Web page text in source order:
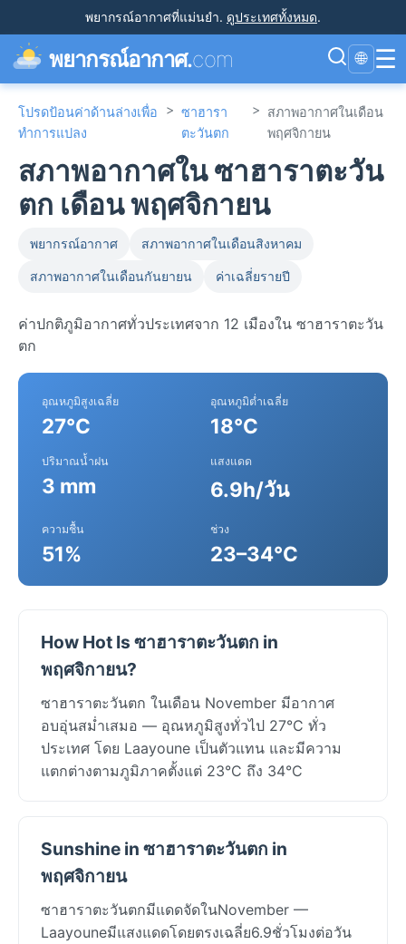
พยากรณ์อากาศที่แม่นยำ. ดูประเทศทั้งหมด.
พยากรณ์อากาศ.com 🌐 ☰
โปรดป้อนค่าด้านล่างเพื่อ
ทำการแปลง
> ซาฮารา
ตะวันตก
> สภาพอากาศในเดือน
พฤศจิกายน
สภาพอากาศใน ซาฮาราตะวัน
ตก เดือน พฤศจิกายน
พยากรณ์อากาศ สภาพอากาศในเดือนสิงหาคม
สภาพอากาศในเดือนกันยายน ค่าเฉลี่ยรายปี
ค่าปกติภูมิอากาศทั่วประเทศจาก 12 เมืองใน ซาฮาราตะวัน
ตก
อุณหภูมิสูงเฉลี่ย
27°C
อุณหภูมิต่ำเฉลี่ย
18°C
ปริมาณน้ำฝน
3 mm
แสงแดด
6.9h/วัน
ความชื้น
51%
ช่วง
23–34°C
How Hot Is ซาฮาราตะวันตก in
พฤศจิกายน?
ซาฮาราตะวันตก ในเดือน November มีอากาศ
อบอุ่นสม่ำเสมอ — อุณหภูมิสูงทั่วไป 27°C ทั่ว
ประเทศ โดย Laayoune เป็นตัวแทน และมีความ
แตกต่างตามภูมิภาคตั้งแต่ 23°C ถึง 34°C
Sunshine in ซาฮาราตะวันตก in
พฤศจิกายน
ซาฮาราตะวันตกมีแดดจัดในNovember —
Laayouneมีแสงแดดโดยตรงเฉลี่ย6.9ชั่วโมงต่อวัน